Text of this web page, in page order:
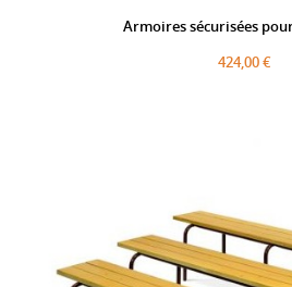
Armoires sécurisées
424,00 €